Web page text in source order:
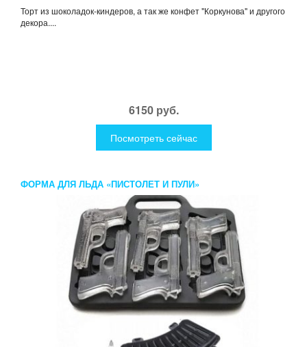
Торт из шоколадок-киндеров, а так же конфет "Коркунова" и другого
декора....
6150 руб.
Посмотреть сейчас
ФОРМА ДЛЯ ЛЬДА «ПИСТОЛЕТ И ПУЛИ»